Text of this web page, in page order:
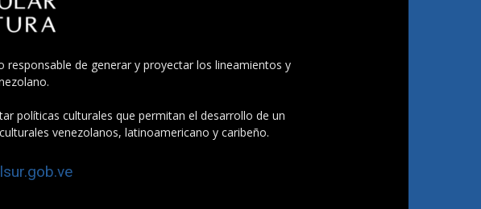
de generar y proyectar los lineamientos y
políticas culturales que permitan el desarrollo de un
venezolanos, latinoamericano y caribeño.